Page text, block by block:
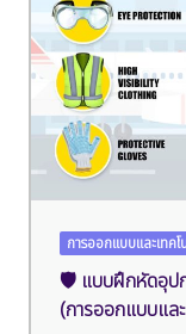
การออกแบบและเทคโ
🛡️ แบบฝึกหัดอุป
(การออกแบบแล